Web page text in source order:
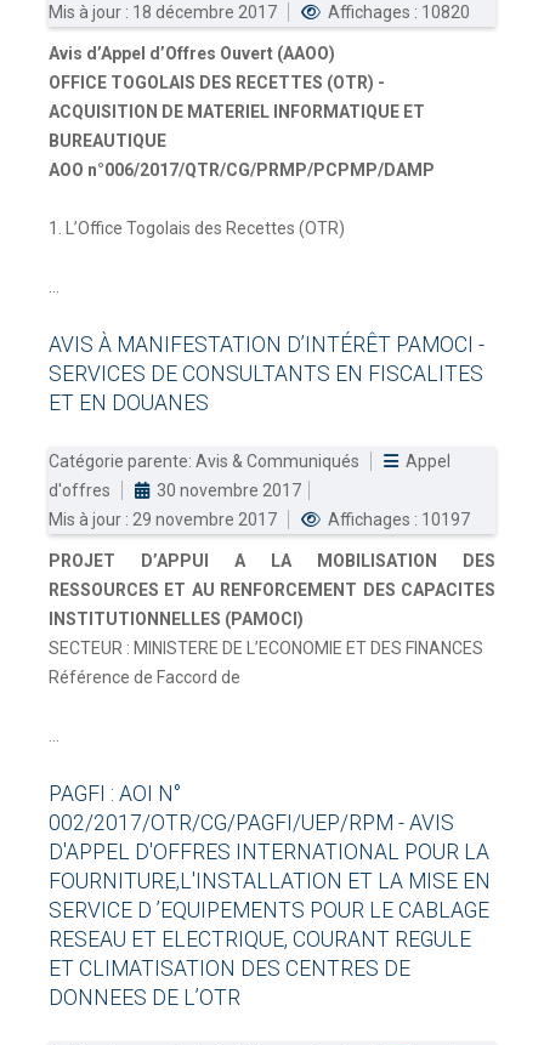
Mis à jour : 18 décembre 2017
Affichages : 10820
Avis d’Appel d’Offres Ouvert (AAOO)
OFFICE TOGOLAIS DES RECETTES (OTR) -
ACQUISITION DE MATERIEL INFORMATIQUE ET
BUREAUTIQUE
AOO n°006/2017/QTR/CG/PRMP/PCPMP/DAMP
1. L’Office Togolais des Recettes (OTR)
AVIS À MANIFESTATION D’INTÉRÊT PAMOCI -
SERVICES DE CONSULTANTS EN FISCALITES
ET EN DOUANES
Catégorie parente: Avis & Communiqués
Appel
d'offres
30 novembre 2017
Mis à jour : 29 novembre 2017
Affichages : 10197
PROJET D’APPUI A LA MOBILISATION DES
RESSOURCES ET AU RENFORCEMENT DES CAPACITES
INSTITUTIONNELLES (PAMOCI)
SECTEUR : MINISTERE DE L’ECONOMIE ET DES FINANCES
Référence de Faccord de
PAGFI : AOI
N°
002/2017/OTR/CG/PAGFI/UEP/RPM - AVIS
D'APPEL D'OFFRES INTERNATIONAL POUR LA
FOURNITURE,L'INSTALLATION ET LA MISE EN
SERVICE D ’EQUIPEMENTS POUR LE CABLAGE
RESEAU ET ELECTRIQUE, COURANT REGULE
ET CLIMATISATION DES CENTRES DE
DONNEES DE L’OTR